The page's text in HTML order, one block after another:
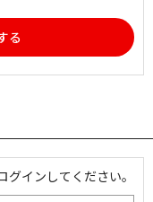
る
インしてください。